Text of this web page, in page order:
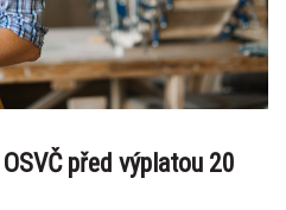
před výplatou 20